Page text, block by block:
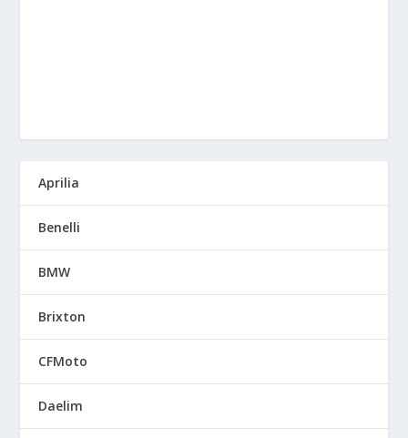
Aprilia
Benelli
BMW
Brixton
CFMoto
Daelim